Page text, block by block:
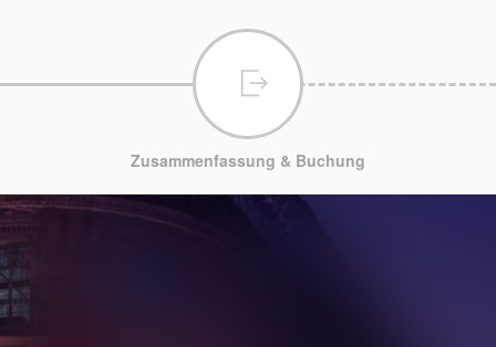
Zusammenfassung & Buchung